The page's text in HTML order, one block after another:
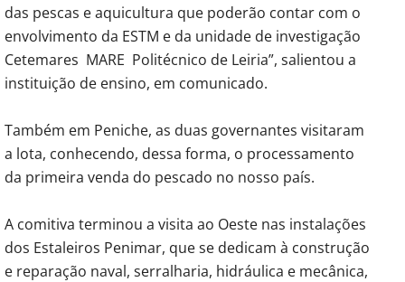
das pescas e aquicultura que poderão contar com o
envolvimento da ESTM e da unidade de investigação
Cetemares MARE Politécnico de Leiria”, salientou a
instituição de ensino, em comunicado.
Também em Peniche, as duas governantes visitaram
a lota, conhecendo, dessa forma, o processamento
da primeira venda do pescado no nosso país.
A comitiva terminou a visita ao Oeste nas instalações
dos Estaleiros Penimar, que se dedicam à construção
e reparação naval, serralharia, hidráulica e mecânica,